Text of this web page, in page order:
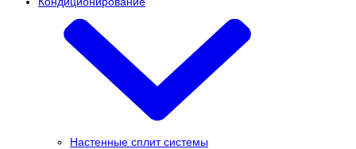
Настенные сплит системы